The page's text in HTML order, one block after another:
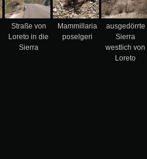
Straße von
Loreto in die
Sierra
Mammillaria
poselgeri
ausgedörrte
Sierra
westlich von
Loreto